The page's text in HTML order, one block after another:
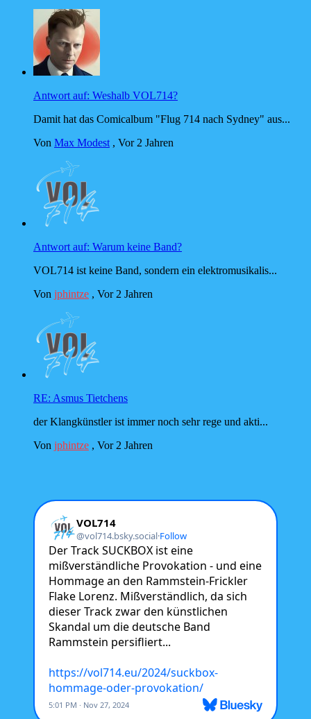
Antwort auf: Weshalb VOL714?
Damit hat das Comicalbum "Flug 714 nach Sydney" aus...
Von Max Modest, Vor 2 Jahren
Antwort auf: Warum keine Band?
VOL714 ist keine Band, sondern ein elektromusikalis...
Von jphintze , Vor 2 Jahren
RE: Asmus Tietchens
der Klangkünstler ist immer noch sehr rege und akti...
Von jphintze , Vor 2 Jahren